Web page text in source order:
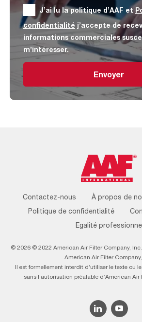
J’ai lu la politique d’AAF et
confidentialité j’accepte de
informations commerciales
m’intéresser.
Envoyer
Footer
Menu
Contactez-nous À propos de
Politique de confidentialité
Egalité
© 2026 © 2022 American Air Filter Company,
American Air Filter
Il est formellement interdit d’utiliser le texte ou
sans l’autorisation préalable d’American Air